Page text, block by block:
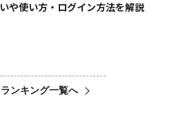
いや使い方・ログイン方法を解説
ランキング一覧へ